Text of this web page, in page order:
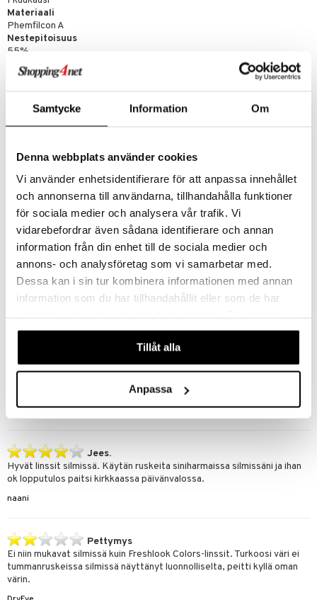
Samtycke Information Om
Denna webbplats använder cookies
Vi använder enhetsidentifierare för att anpassa innehållet
och annonserna till användarna, tillhandahålla funktioner
för sociala medier och analysera vår trafik. Vi
vidarebefordrar även sådana identifierare och annan
information från din enhet till de sociala medier och
annons- och analysföretag som vi samarbetar med.
Dessa kan i sin tur kombinera informationen med annan
information som du har tillhandahållit eller som de har
våra cookies vid fortsatt användande av vår webbplats.
Tillåt alla
Anpassa
Materiaali
Phemfilcon A
Nestepitoisuus
55%
Puolet merkitty
Tuotenumero
CL
Asiakkaan mielipide tuotteesta
Nämä eivät olleet omiin silmiini ollenkaan hyvät. Tuntui koko ajan että
nämäkin testata, mutta hukkaan meni rahat :(
notgood
Jees.
Hyvät linssit silmissä. Käytän ruskeita siniharmaissa silmissäni ja ihan
ok lopputulos paitsi kirkkaassa päivänvalossa.
naani
Pettymys
Ei niin mukavat silmissä kuin Freshlook Colors-linssit. Turkoosi väri ei
tummanruskeissa silmissä näyttänyt luonnolliselta, peitti kyllä oman
värin.